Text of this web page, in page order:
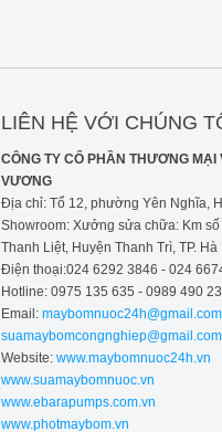
LIÊN HỆ VỚI CHÚNG
CÔNG TY CỔ PHẦN THƯƠNG MẠI
VƯƠNG
Địa chỉ: Tổ 12, phường Yên Nghĩa,
Showroom: Xưởng sửa chữa: Km
Thanh Liệt, Huyện Thanh Trì, TP.
Điện thoại:024 6292 3846 - 024
Hotline: 0975 135 635 - 0989 490
Email:
suamaybomcongnghiep@gmail.com
Website:www.maybomnuoc24h.vn
www.suamaybomnuoc.vn
www.ebarapumps.com.vn
www.photmaybom.vn